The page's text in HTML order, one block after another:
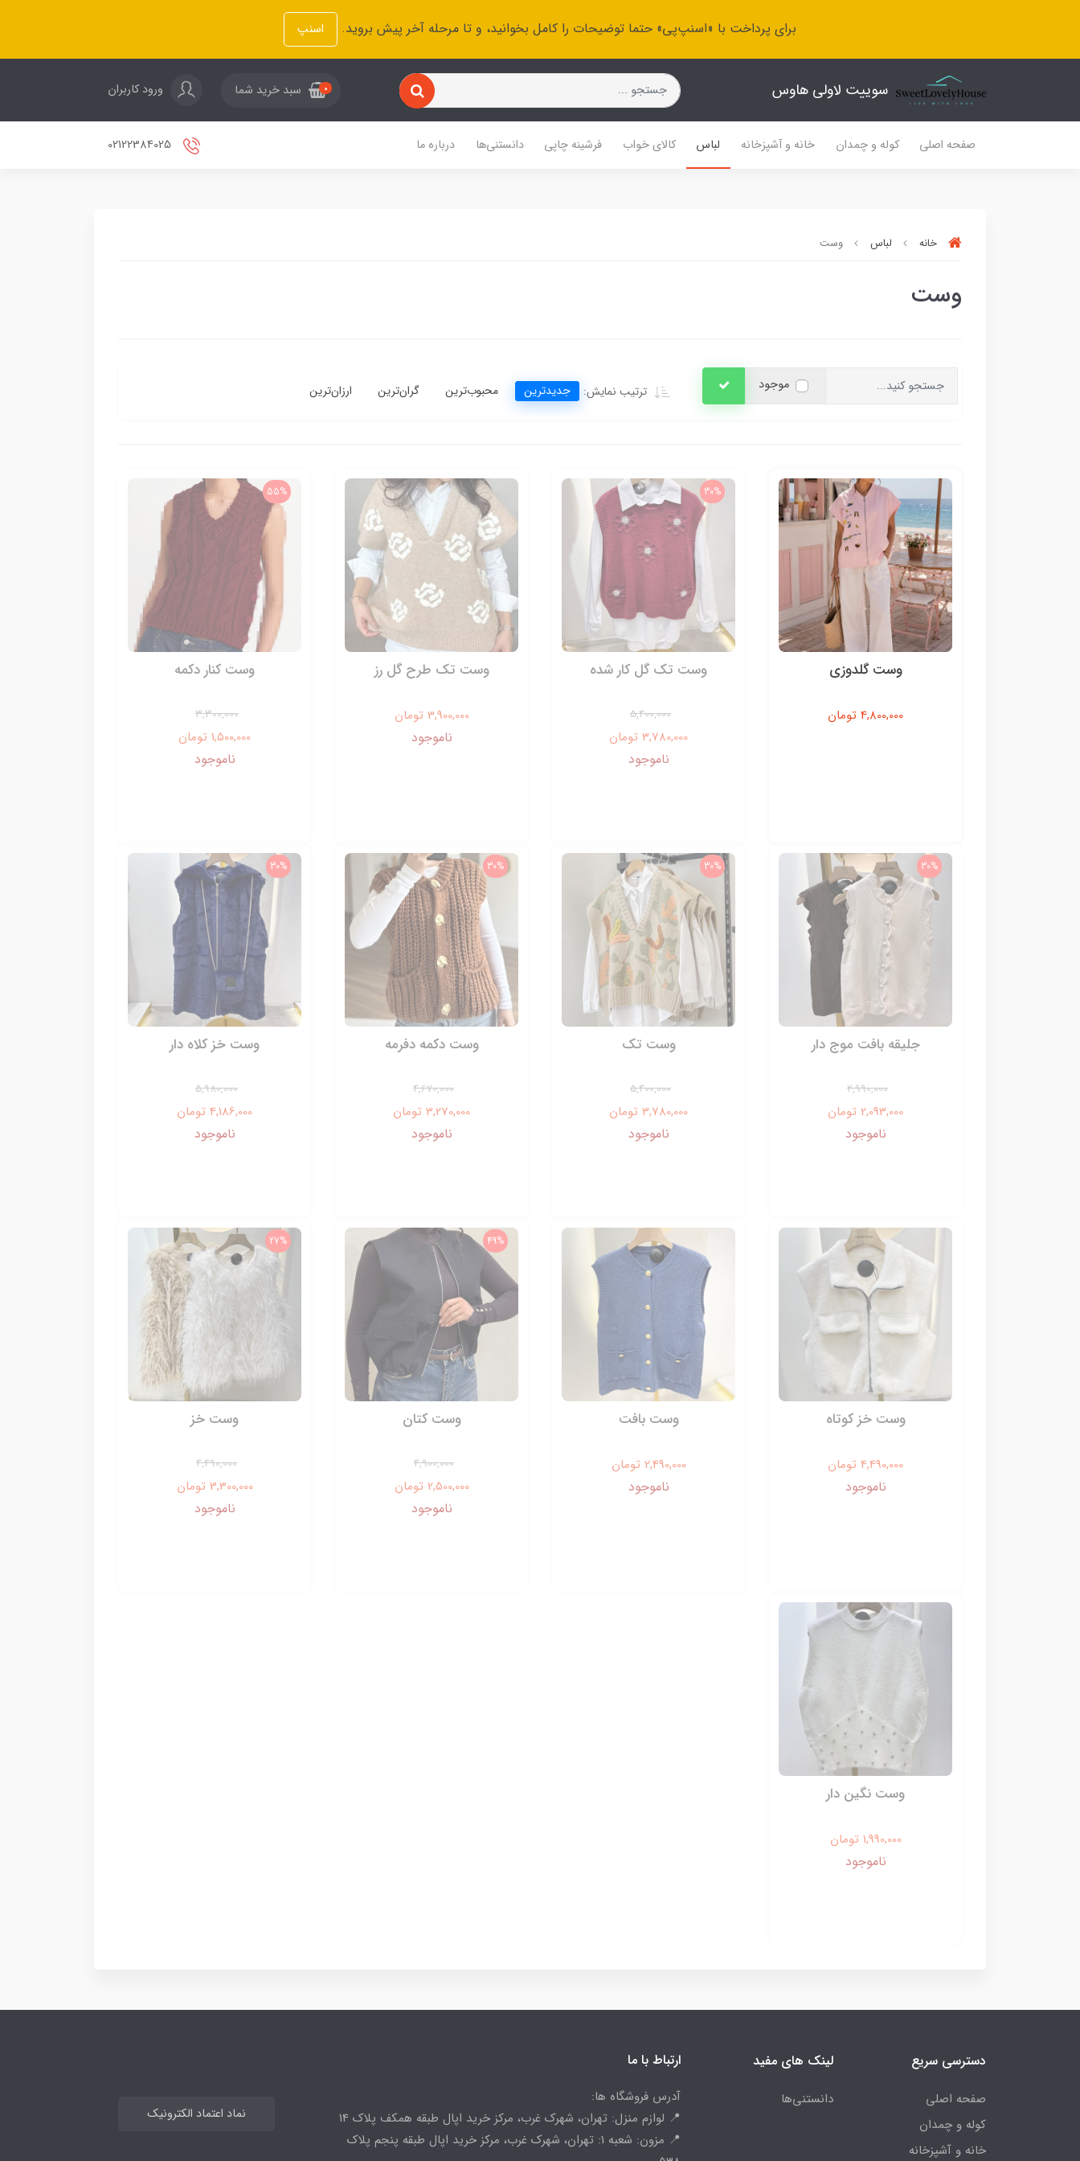
برای پرداخت با «اسنپ‌پی» حتما توضیحات را کامل بخوانید، و تا مرحله آخر پیش بروید. اسنپ
سوییت لاولی هاوس 0 سبد خرید شما ورود کاربران
صفحه اصلی کوله و چمدان خانه و آشپزخانه لباس کالای خواب فرشینه چاپی دانستنی‌ها درباره ما
خانه لباس وست
وست
موجود ترتیب نمایش: جدیدترین محبوب‌ترین گران‌ترین ارزان‌ترین
وست گلدوزی
4,800,000 تومان
وست تک گل کار شده
5,400,000
30%
3,780,000 تومان
ناموجود
وست تک طرح گل رز
3,900,000 تومان
ناموجود
وست کنار دکمه
3,300,000
55%
1,500,000 تومان
ناموجود
جلیقه بافت موج دار
2,990,000
30%
2,093,000 تومان
ناموجود
وست تک
5,400,000
30%
3,780,000 تومان
ناموجود
وست دکمه دفرمه
4,670,000
30%
3,270,000 تومان
ناموجود
وست خز کلاه دار
5,980,000
30%
4,186,000 تومان
ناموجود
وست خز کوتاه
4,490,000 تومان
ناموجود
وست بافت
2,490,000 تومان
ناموجود
وست کتان
4,900,000
49%
2,500,000 تومان
ناموجود
وست خز
4,490,000
27%
3,300,000 تومان
ناموجود
وست نگین دار
1,990,000 تومان
ناموجود
دسترسی سریع
صفحه اصلی
کوله و چمدان
خانه و آشپزخانه
لینک های مفید
دانستنی‌ها
ارتباط با ما
آدرس فروشگاه ها:
📍 لوازم منزل: تهران، شهرک غرب، مرکز خرید اپال طبقه همکف پلاک 14
📍 مزون: شعبه 1: تهران، شهرک غرب، مرکز خرید اپال طبقه پنجم پلاک
نماد اعتماد الکترونیک